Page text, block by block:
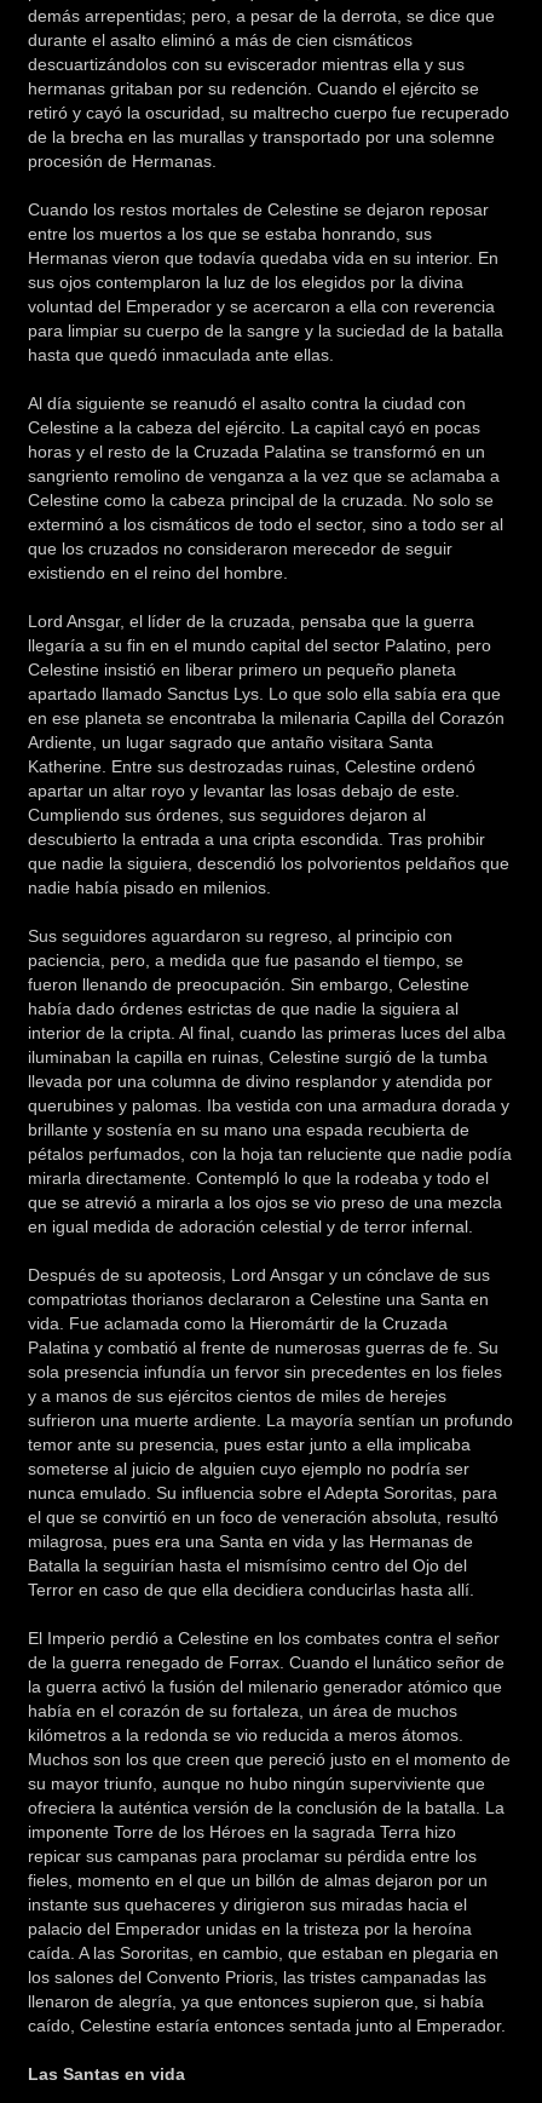
demás arrepentidas; pero, a pesar de la derrota, se dice que
durante el asalto eliminó a más de cien cismáticos
descuartizándolos con su eviscerador mientras ella y sus
hermanas gritaban por su redención. Cuando el ejército se
retiró y cayó la oscuridad, su maltrecho cuerpo fue recuperado
de la brecha en las murallas y transportado por una solemne
procesión de Hermanas.
Cuando los restos mortales de Celestine se dejaron reposar
entre los muertos a los que se estaba honrando, sus
Hermanas vieron que todavía quedaba vida en su interior. En
sus ojos contemplaron la luz de los elegidos por la divina
voluntad del Emperador y se acercaron a ella con reverencia
para limpiar su cuerpo de la sangre y la suciedad de la batalla
hasta que quedó inmaculada ante ellas.
Al día siguiente se reanudó el asalto contra la ciudad con
Celestine a la cabeza del ejército. La capital cayó en pocas
horas y el resto de la Cruzada Palatina se transformó en un
sangriento remolino de venganza a la vez que se aclamaba a
Celestine como la cabeza principal de la cruzada. No solo se
exterminó a los cismáticos de todo el sector, sino a todo ser al
que los cruzados no consideraron merecedor de seguir
existiendo en el reino del hombre.
Lord Ansgar, el líder de la cruzada, pensaba que la guerra
llegaría a su fin en el mundo capital del sector Palatino, pero
Celestine insistió en liberar primero un pequeño planeta
apartado llamado Sanctus Lys. Lo que solo ella sabía era que
en ese planeta se encontraba la milenaria Capilla del Corazón
Ardiente, un lugar sagrado que antaño visitara Santa
Katherine. Entre sus destrozadas ruinas, Celestine ordenó
apartar un altar royo y levantar las losas debajo de este.
Cumpliendo sus órdenes, sus seguidores dejaron al
descubierto la entrada a una cripta escondida. Tras prohibir
que nadie la siguiera, descendió los polvorientos peldaños que
nadie había pisado en milenios.
Sus seguidores aguardaron su regreso, al principio con
paciencia, pero, a medida que fue pasando el tiempo, se
fueron llenando de preocupación. Sin embargo, Celestine
había dado órdenes estrictas de que nadie la siguiera al
interior de la cripta. Al final, cuando las primeras luces del alba
iluminaban la capilla en ruinas, Celestine surgió de la tumba
llevada por una columna de divino resplandor y atendida por
querubines y palomas. Iba vestida con una armadura dorada y
brillante y sostenía en su mano una espada recubierta de
pétalos perfumados, con la hoja tan reluciente que nadie podía
mirarla directamente. Contempló lo que la rodeaba y todo el
que se atrevió a mirarla a los ojos se vio preso de una mezcla
en igual medida de adoración celestial y de terror infernal.
Después de su apoteosis, Lord Ansgar y un cónclave de sus
compatriotas thorianos declararon a Celestine una Santa en
vida. Fue aclamada como la Hieromártir de la Cruzada
Palatina y combatió al frente de numerosas guerras de fe. Su
sola presencia infundía un fervor sin precedentes en los fieles
y a manos de sus ejércitos cientos de miles de herejes
sufrieron una muerte ardiente. La mayoría sentían un profundo
temor ante su presencia, pues estar junto a ella implicaba
someterse al juicio de alguien cuyo ejemplo no podría ser
nunca emulado. Su influencia sobre el Adepta Sororitas, para
el que se convirtió en un foco de veneración absoluta, resultó
milagrosa, pues era una Santa en vida y las Hermanas de
Batalla la seguirían hasta el mismísimo centro del Ojo del
Terror en caso de que ella decidiera conducirlas hasta allí.
El Imperio perdió a Celestine en los combates contra el señor
de la guerra renegado de Forrax. Cuando el lunático señor de
la guerra activó la fusión del milenario generador atómico que
había en el corazón de su fortaleza, un área de muchos
kilómetros a la redonda se vio reducida a meros átomos.
Muchos son los que creen que pereció justo en el momento de
su mayor triunfo, aunque no hubo ningún superviviente que
ofreciera la auténtica versión de la conclusión de la batalla. La
imponente Torre de los Héroes en la sagrada Terra hizo
repicar sus campanas para proclamar su pérdida entre los
fieles, momento en el que un billón de almas dejaron por un
instante sus quehaceres y dirigieron sus miradas hacia el
palacio del Emperador unidas en la tristeza por la heroína
caída. A las Sororitas, en cambio, que estaban en plegaria en
los salones del Convento Prioris, las tristes campanadas las
llenaron de alegría, ya que entonces supieron que, si había
caído, Celestine estaría entonces sentada junto al Emperador.
Las Santas en vida